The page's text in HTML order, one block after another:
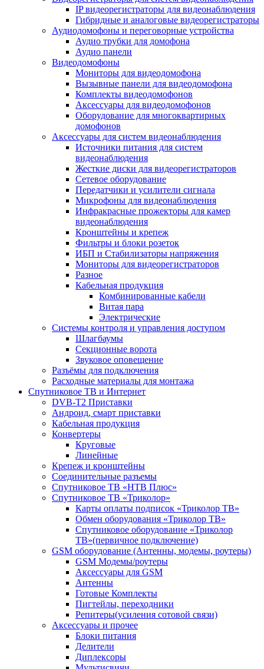
IP видеорегистраторы для видеонаблюдения
Гибридные и аналоговые видеорегистраторы
Аудиодомофоны и переговорные устройства
Аудио трубки для домофона
Аудио панели
Видеодомофоны
Мониторы для видеодомофона
Вызывные панели для видеодомофона
Комплекты видеодомофонов
Аксессуары для видеодомофонов
Оборудование для многоквартирных
домофонов
Аксессуары для систем видеонаблюдения
Источники питания для систем
видеонаблюдения
Жесткие диски для видеорегистраторов
Сетевое оборудование
Передатчики и усилители сигнала
Микрофоны для видеонаблюдения
Инфракрасные прожекторы для камер
видеонаблюдения
Кронштейны и крепеж
Фильтры и блоки розеток
ИБП и Стабилизаторы напряжения
Мониторы для видеорегистраторов
Разное
Кабельная продукция
Комбинированные кабели
Витая пара
Электрические
Системы контроля и управления доступом
Шлагбаумы
Секционные ворота
Звуковое оповещение
Разъёмы для подключения
Расходные материалы для монтажа
Спутниковое ТВ и Интернет
DVB-Т2 Приставки
Андроид, смарт приставки
Кабельная продукция
Конвертеры
Круговые
Линейные
Крепеж и кронштейны
Соединительные разъемы
Спутниковое ТВ «НТВ Плюс»
Спутниковое ТВ «Триколор»
Карты оплаты подписок «Триколор ТВ»
Обмен оборудования «Триколор ТВ»
Спутниковое оборудование «Триколор
ТВ»(первичное подключение)
GSM оборудование (Антенны, модемы, роутеры)
GSM Модемы/роутеры
Аксессуары для GSM
Антенны
Готовые Комплекты
Пигтейлы, переходники
Репитеры(усиления сотовой связи)
Аксессуары и прочее
Блоки питания
Делители
Диплексоры